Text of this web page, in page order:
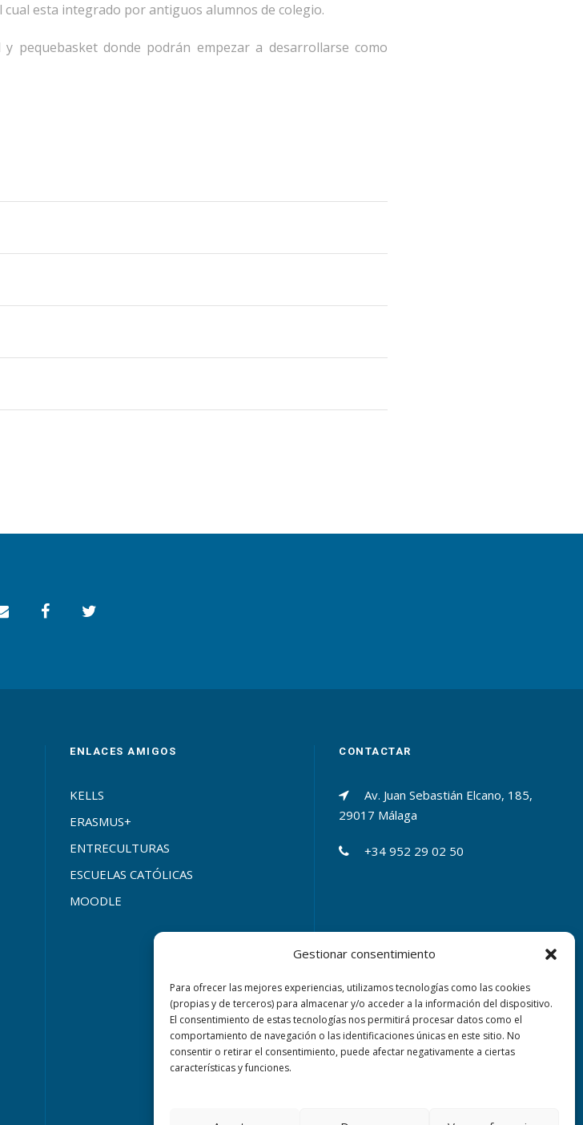
Gestionar consentimiento
Para ofrecer las mejores experiencias, utilizamos tecnologías como las cookies
(propias y de terceros) para almacenar y/o acceder a la información del dispositivo.
El consentimiento de estas tecnologías nos permitirá procesar datos como el
comportamiento de navegación o las identificaciones únicas en este sitio. No
consentir o retirar el consentimiento, puede afectar negativamente a ciertas
características y funciones.
esta integrado por antiguos alumnos de colegio.
pequebasket donde podrán empezar a desarrollarse como
ENLACES AMIGOS
KELLS
ERASMUS+
ENTRECULTURAS
ESCUELAS CATÓLICAS
MOODLE
CONTACTAR
Av. Juan Sebastián Elcano, 185,
29017 Málaga
+34 952 29 02 50